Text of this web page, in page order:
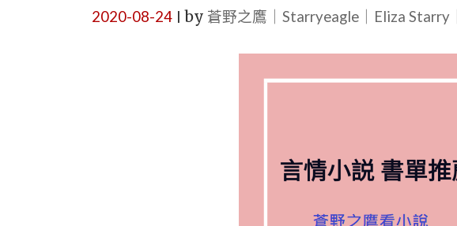
2020-08-24 by 蒼野之鷹｜Starryeagle｜Eliza Starry